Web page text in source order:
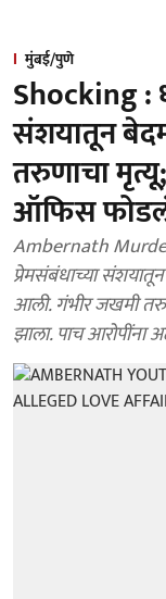
मुंबई/पुणे
Shocking :
संशयातून बेदम
तरुणाचा
ऑफिस
Ambernath Murder
प्रेमसंबंधाच्या
आली. गंभीर जखमी
झाला. पाच